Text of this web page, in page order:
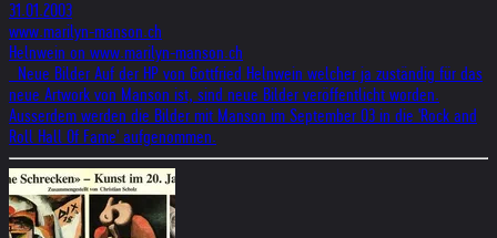
31.01.2003
www.marilyn-manson.ch
Helnwein on www.marilyn-manson.ch
Neue Bilder Auf der HP von Gottfried Helnwein welcher ja zuständig für das
neue Artwork von Manson ist, sind neue Bilder veröffentlicht worden.
Ausserdem werden die Bilder mit Manson im September 03 in die 'Rock and
Roll Hall Of Fame' aufgenommen.